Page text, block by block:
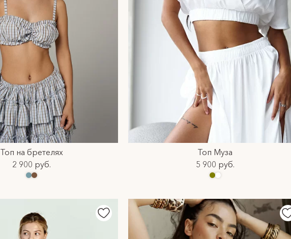
Топ на бретелях
2 900 руб.
Топ Муза
5 900 руб.